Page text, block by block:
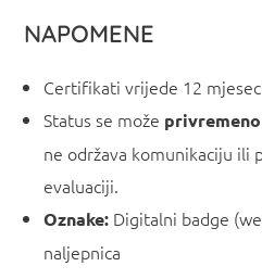
NAPOMENE
Certifikati vrijede 12
Status se može
ne održava komunikaciju ili
evaluaciji.
Oznake: Digitalni badge
naljepnica